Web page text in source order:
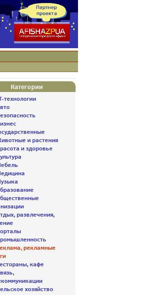
Категории
технологии
и растения
и здоровье
развлечения,
рекламные
кафе
хозяйство